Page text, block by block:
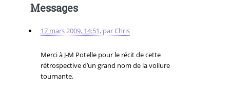
Messages
17 mars 2009, 14:51, parChris
Merci à J-M Potelle pour le récit de cette
rétrospective d’un grand nom de la voilure
tournante.